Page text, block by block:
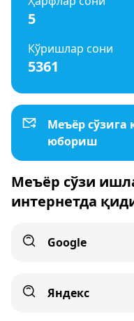
5
Кўришлар сони
5361
Меъёр
юбориш
Меъёр сўзи
интернетда
Google
Яндекс